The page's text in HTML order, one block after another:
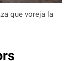
que voreja la